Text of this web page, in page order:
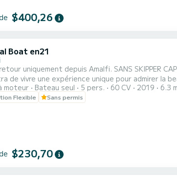
$400,26
Boat en21
uniquement depuis Amalfi. SANS SKIPPER
de vivre une expérience unique pour admirer la
loin des plages bondées, vous immerger dans
À bord, il y a aussi un grand auvent pour vous
moteur Bateau seul 5 pers. 60 CV 2019 6.3
Flexible Sans permis
$230,70